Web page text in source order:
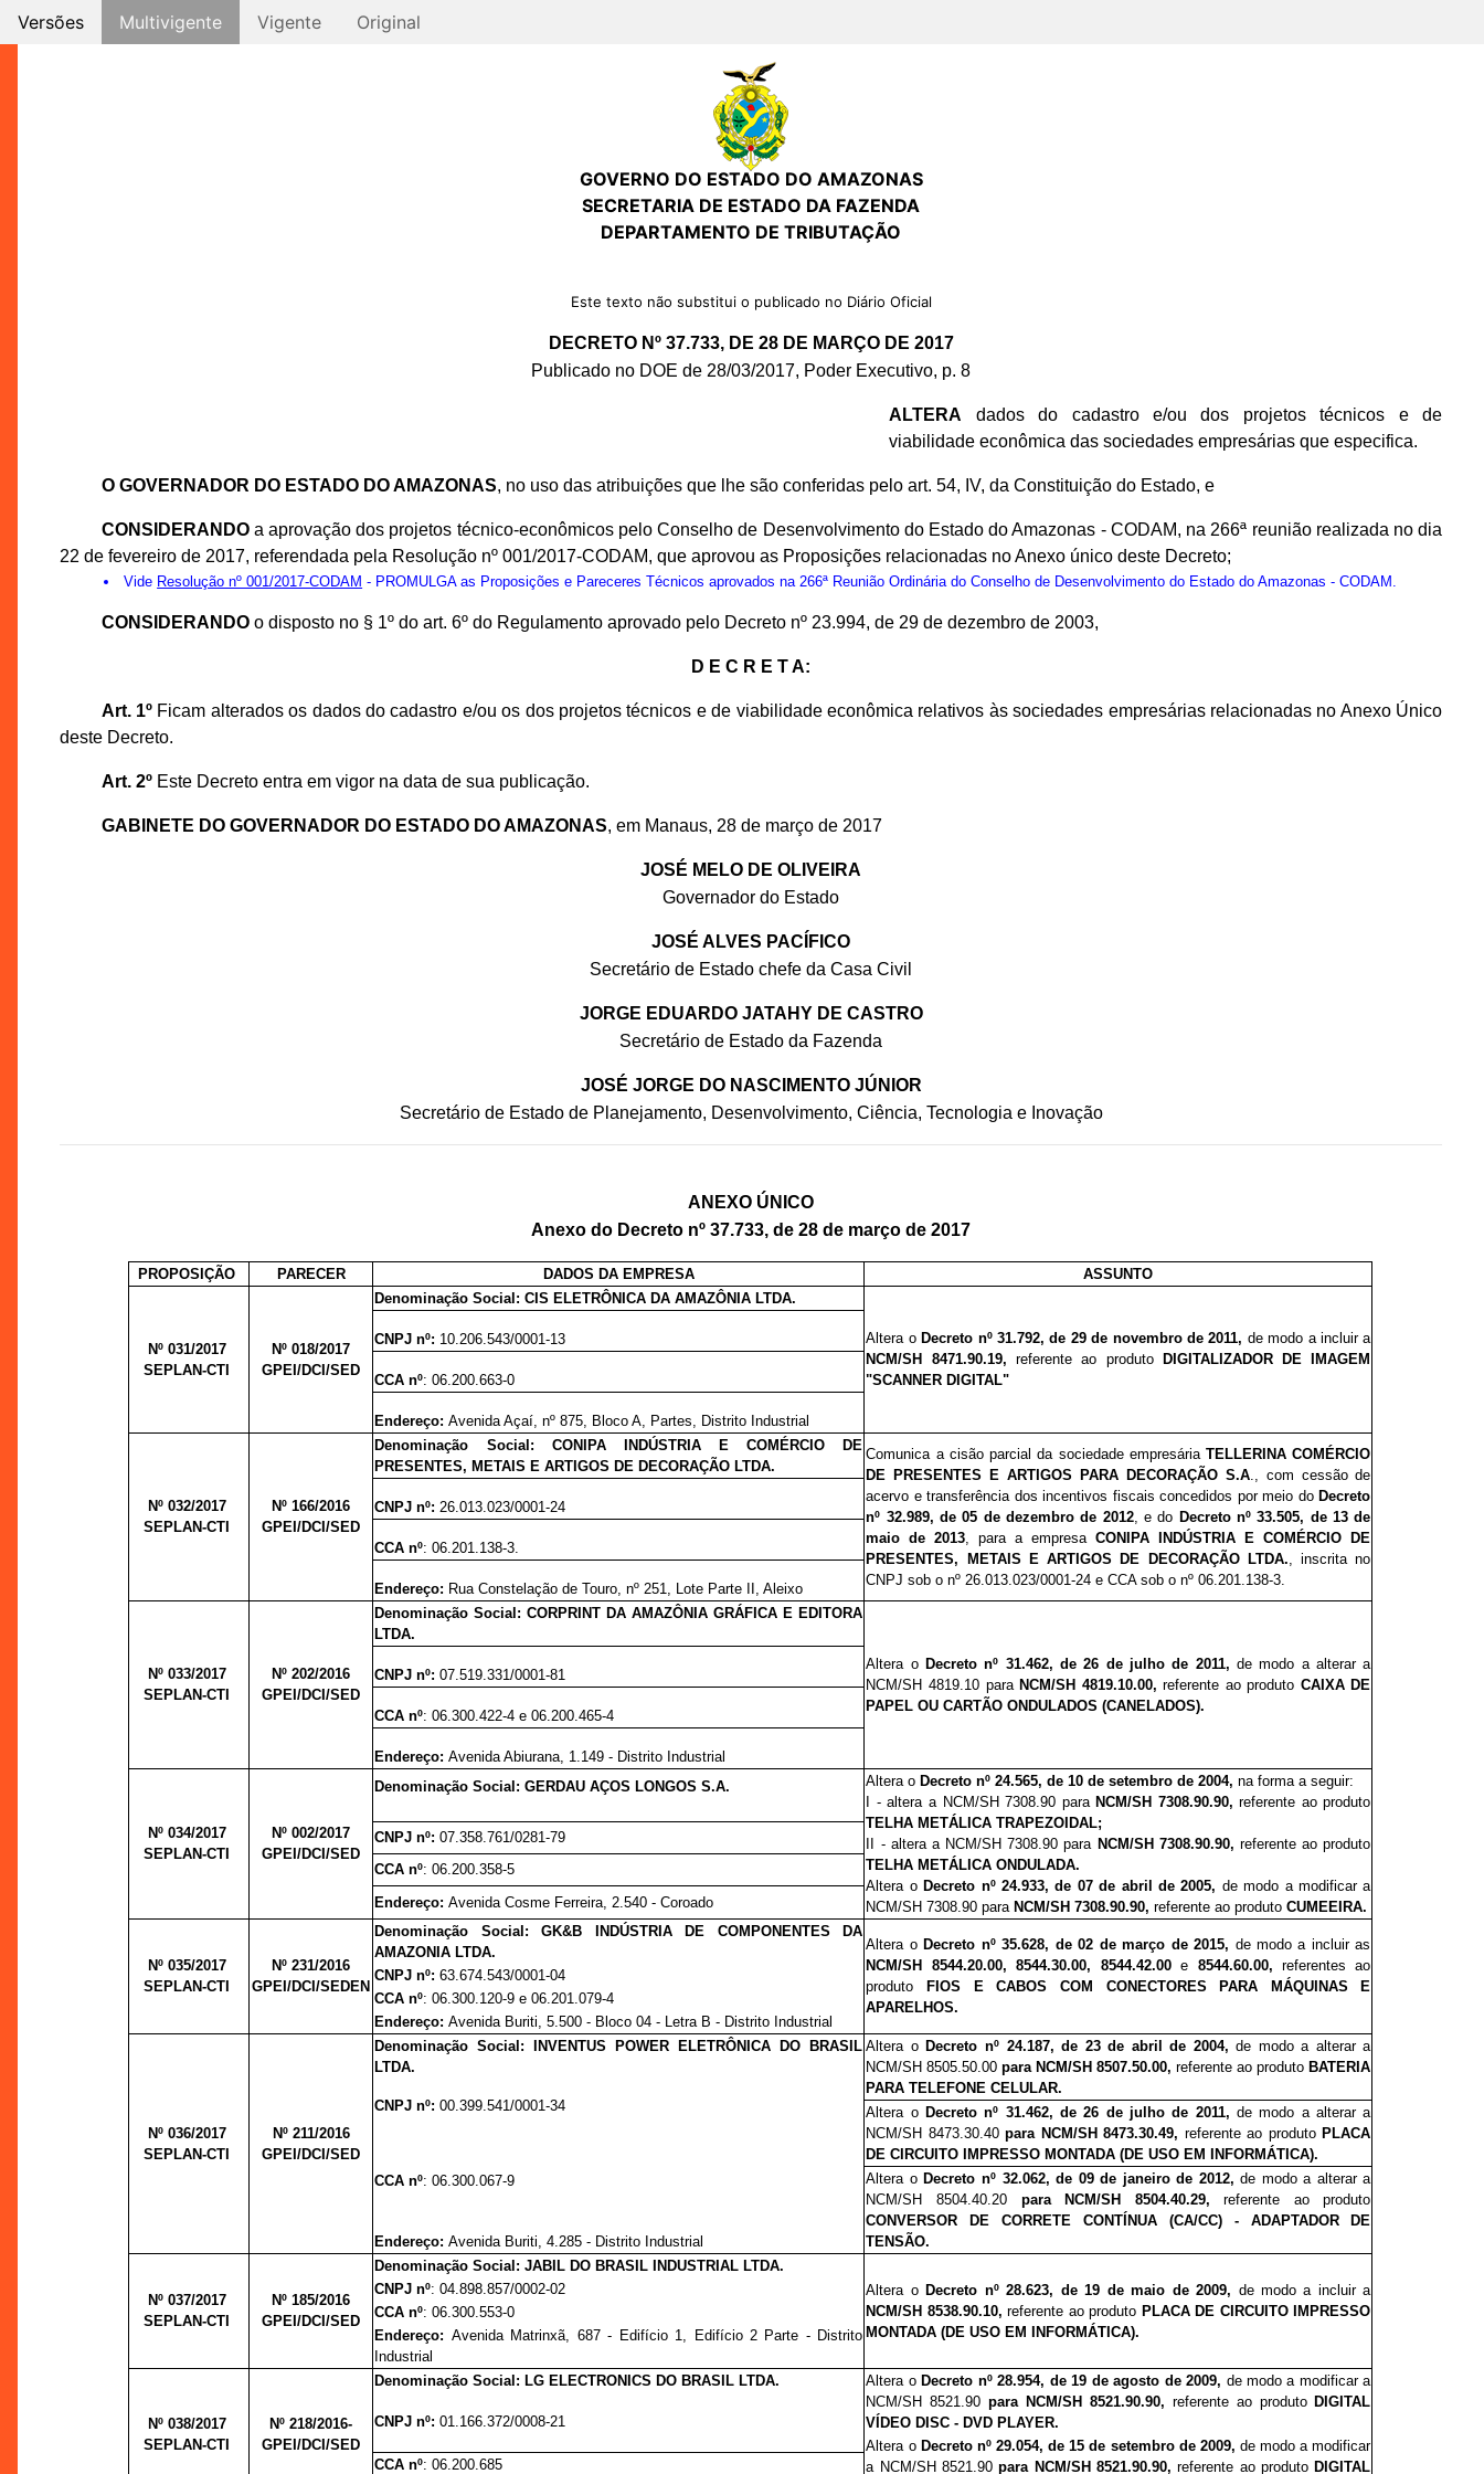
Versões Multivigente Vigente Original
GOVERNO DO ESTADO DO AMAZONAS
SECRETARIA DE ESTADO DA FAZENDA
DEPARTAMENTO DE TRIBUTAÇÃO
Este texto não substitui o publicado no Diário Oficial
DECRETO Nº 37.733, DE 28 DE MARÇO DE 2017
Publicado no DOE de 28/03/2017, Poder Executivo, p. 8
ALTERA dados do cadastro e/ou dos projetos técnicos e de
viabilidade econômica das sociedades empresárias que especifica.
O GOVERNADOR DO ESTADO DO AMAZONAS, no uso das atribuições que lhe são conferidas pelo art. 54, IV, da Constituição do Estado, e
CONSIDERANDOa aprovação dos projetos técnico-econômicos pelo Conselho de Desenvolvimento do Estado do Amazonas - CODAM, na 266ª reunião realizada no dia
22 de fevereiro de 2017, referendada pela Resolução nº 001/2017-CODAM, que aprovou as Proposições relacionadas no Anexo único deste Decreto;
Vide Resolução nº 001/2017-CODAM - PROMULGA as Proposições e Pareceres Técnicos aprovados na 266ª Reunião Ordinária do Conselho de Desenvolvimento do Estado do Amazonas - CODAM.
CONSIDERANDOo disposto no § 1º do art. 6º do Regulamento aprovado pelo Decreto nº 23.994, de 29 de dezembro de 2003,
D E C R E T A:
Art. 1ºFicam alterados os dados do cadastro e/ou os dos projetos técnicos e de viabilidade econômica relativos às sociedades empresárias relacionadas no Anexo Único
deste Decreto.
Art. 2ºEste Decreto entra em vigor na data de sua publicação.
GABINETE DO GOVERNADOR DO ESTADO DO AMAZONAS, em Manaus, 28 de março de 2017
JOSÉ MELO DE OLIVEIRA
Governador do Estado
JOSÉ ALVES PACÍFICO
Secretário de Estado chefe da Casa Civil
JORGE EDUARDO JATAHY DE CASTRO
Secretário de Estado da Fazenda
JOSÉ JORGE DO NASCIMENTO JÚNIOR
Secretário de Estado de Planejamento, Desenvolvimento, Ciência, Tecnologia e Inovação
ANEXO ÚNICO
Anexo do Decreto nº 37.733, de 28 de março de 2017
PROPOSIÇÃO PARECER DADOS DA EMPRESA ASSUNTO
Nº 031/2017
SEPLAN-CTI
Nº 018/2017
GPEI/DCI/SED
Denominação Social: CIS ELETRÔNICA DA AMAZÔNIA LTDA.
Altera o Decreto nº 31.792, de 29 de novembro de 2011, de modo a incluir a
NCM/SH 8471.90.19, referente ao produtoDIGITALIZADOR DE IMAGEM
"SCANNER DIGITAL"
CNPJ nº: 10.206.543/0001-13
CCA nº: 06.200.663-0
Endereço:Avenida Açaí, nº 875, Bloco A, Partes, Distrito Industrial
Nº 032/2017
SEPLAN-CTI
Nº 166/2016
GPEI/DCI/SED
Denominação Social: CONIPA INDÚSTRIA E COMÉRCIO DE
PRESENTES, METAIS E ARTIGOS DE DECORAÇÃO LTDA.
Comunica a cisão parcial da sociedade empresáriaTELLERINA COMÉRCIO
DE PRESENTES E ARTIGOS PARA DECORAÇÃO S.A., com cessão de
acervo e transferência dos incentivos fiscais concedidos por meio do Decreto
nº 32.989, de 05 de dezembro de 2012, e do Decreto nº 33.505, de 13 de
maio de 2013, para a empresaCONIPA INDÚSTRIA E COMÉRCIO DE
PRESENTES, METAIS E ARTIGOS DE DECORAÇÃO LTDA., inscrita no
CNPJ sob o nº 26.013.023/0001-24 e CCA sob o nº 06.201.138-3.
CNPJ nº:26.013.023/0001-24
CCA nº: 06.201.138-3.
Endereço: Rua Constelação de Touro, nº 251, Lote Parte II, Aleixo
Nº 033/2017
SEPLAN-CTI
Nº 202/2016
GPEI/DCI/SED
Denominação Social: CORPRINT DA AMAZÔNIA GRÁFICA E EDITORA
LTDA.
Altera o Decreto nº 31.462, de 26 de julho de 2011,de modo a alterar a
NCM/SH 4819.10 para NCM/SH 4819.10.00, referente ao produto CAIXA DE
PAPEL OU CARTÃO ONDULADOS (CANELADOS).
CNPJ nº:07.519.331/0001-81
CCA nº: 06.300.422-4 e 06.200.465-4
Endereço:Avenida Abiurana, 1.149 - Distrito Industrial
Nº 034/2017
SEPLAN-CTI
Nº 002/2017
GPEI/DCI/SED
Denominação Social: GERDAU AÇOS LONGOS S.A. Altera o Decreto nº 24.565, de 10 de setembro de 2004,na forma a seguir:
I - altera a NCM/SH 7308.90 para NCM/SH 7308.90.90, referente ao produto
TELHA METÁLICA TRAPEZOIDAL;
II - altera a NCM/SH 7308.90 para NCM/SH 7308.90.90, referente ao produto
TELHA METÁLICA ONDULADA.
Altera o Decreto nº 24.933, de 07 de abril de 2005, de modo a modificar a
NCM/SH 7308.90 para NCM/SH 7308.90.90, referente ao produtoCUMEEIRA.
CNPJ nº:07.358.761/0281-79
CCA nº: 06.200.358-5
Endereço:Avenida Cosme Ferreira, 2.540 - Coroado
Nº 035/2017
SEPLAN-CTI
Nº 231/2016
GPEI/DCI/SEDEN
Denominação Social: GK&B INDÚSTRIA DE COMPONENTES DA
AMAZONIA LTDA.
Altera o Decreto nº 35.628, de 02 de março de 2015, de modo a incluir as
NCM/SH 8544.20.00, 8544.30.00, 8544.42.00e 8544.60.00, referentes ao
produto FIOS E CABOS COM CONECTORES PARA MÁQUINAS E
APARELHOS.
CNPJ nº:63.674.543/0001-04
CCA nº: 06.300.120-9 e 06.201.079-4
Endereço:Avenida Buriti, 5.500 - Bloco 04 - Letra B - Distrito Industrial
Nº 036/2017
SEPLAN-CTI
Nº 211/2016
GPEI/DCI/SED
Denominação Social: INVENTUS POWER ELETRÔNICA DO BRASIL
LTDA.
Altera o Decreto nº 24.187, de 23 de abril de 2004,de modo a alterar a
NCM/SH 8505.50.00para NCM/SH 8507.50.00, referente ao produto BATERIA
PARA TELEFONE CELULAR.
CNPJ nº:00.399.541/0001-34 Altera o Decreto nº 31.462, de 26 de julho de 2011,de modo a alterar a
NCM/SH 8473.30.40para NCM/SH 8473.30.49, referente ao produto PLACA
DE CIRCUITO IMPRESSO MONTADA (DE USO EM INFORMÁTICA).
CCA nº: 06.300.067-9 Altera o Decreto nº 32.062, de 09 de janeiro de 2012,de modo a alterar a
NCM/SH 8504.40.20 para NCM/SH 8504.40.29, referente ao produto
CONVERSOR DE CORRETE CONTÍNUA (CA/CC) - ADAPTADOR DE
TENSÃO.
Endereço:Avenida Buriti, 4.285 - Distrito Industrial
Nº 037/2017
SEPLAN-CTI
Nº 185/2016
GPEI/DCI/SED
Denominação Social: JABIL DO BRASIL INDUSTRIAL LTDA.
Altera o Decreto nº 28.623, de 19 de maio de 2009, de modo a incluir a
NCM/SH 8538.90.10,referente ao produto PLACA DE CIRCUITO IMPRESSO
MONTADA (DE USO EM INFORMÁTICA).
CNPJ nº: 04.898.857/0002-02
CCA nº: 06.300.553-0
Endereço: Avenida Matrinxã, 687 - Edifício 1, Edifício 2 Parte - Distrito
Industrial
Nº 038/2017
SEPLAN-CTI
Nº 218/2016-
GPEI/DCI/SED
Denominação Social: LG ELECTRONICS DO BRASIL LTDA. Altera o Decreto nº 28.954, de 19 de agosto de 2009, de modo a modificar a
NCM/SH 8521.90para NCM/SH 8521.90.90, referente ao produto DIGITAL
VÍDEO DISC - DVD PLAYER.
CNPJ nº:01.166.372/0008-21
Altera o Decreto nº 29.054, de 15 de setembro de 2009, de modo a modificar
a NCM/SH 8521.90para NCM/SH 8521.90.90, referente ao produto DIGITAL
CCA nº: 06.200.685